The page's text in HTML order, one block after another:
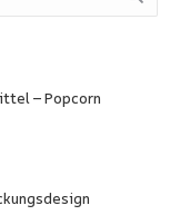
– Popcorn